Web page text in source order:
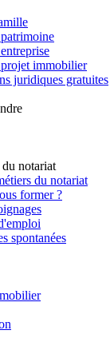
immobilier
juridiques gratuites
notariat
du notariat
former ?
spontanées